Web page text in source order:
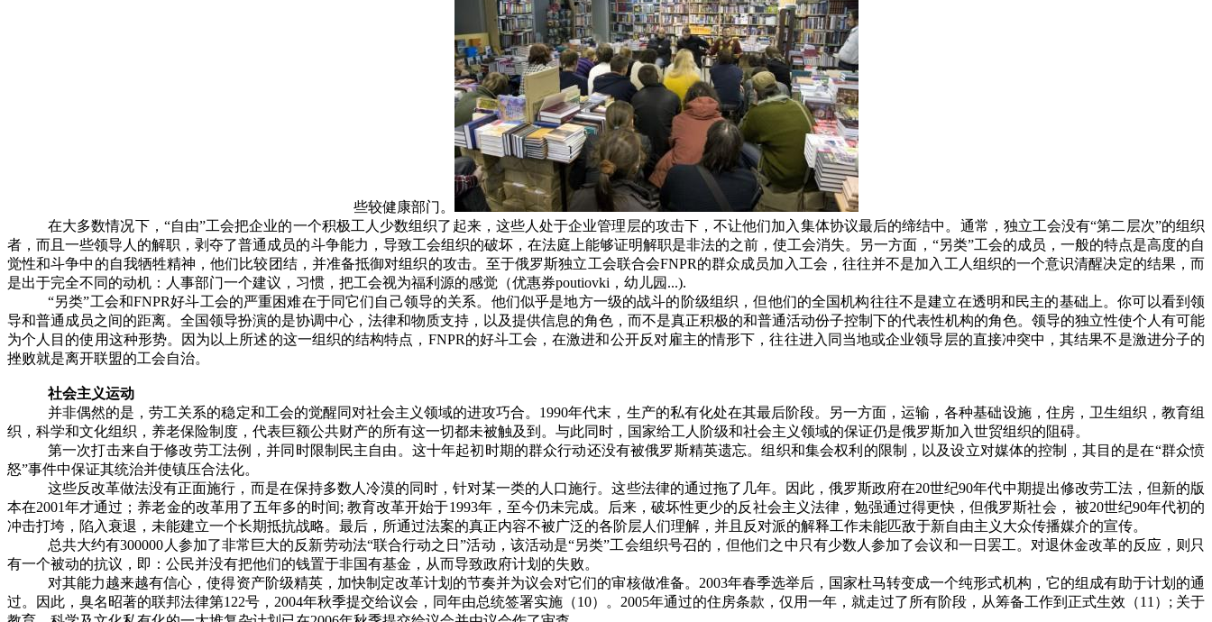
些较健康部门。
在大多数情况下，“自由”工会把企业的一个积极工人少数组织了起来，这些人处于企业管理层的攻击下，不让他们加入集体协议最后的缔结中。通常，独立工会没有“第二层次”的组织
者，而且一些领导人的解职，剥夺了普通成员的斗争能力，导致工会组织的破坏，在法庭上能够证明解职是非法的之前，使工会消失。另一方面，“另类”工会的成员，一般的特点是高度的自
觉性和斗争中的自我牺牲精神，他们比较团结，并准备抵御对组织的攻击。至于俄罗斯独立工会联合会FNPR的群众成员加入工会，往往并不是加入工人组织的一个意识清醒决定的结果，而
是出于完全不同的动机：人事部门一个建议，习惯，把工会视为福利源的感觉（优惠券poutiovki ，幼儿园 ...).
“另类”工会和FNPR好斗工会的严重困难在于同它们自己领导的关系。他们似乎是地方一级的战斗的阶级组织，但他们的全国机构往往不是建立在透明和民主的基础上。你可以看到领
导和普通成员之间的距离。全国领导扮演的是协调中心，法律和物质支持，以及提供信息的角色，而不是真正积极的和普通活动份子控制下的代表性机构的角色。领导的独立性使个人有可能
为个人目的使用这种形势。因为以上所述的这一组织的结构特点， FNPR的好斗工会，在激进和公开反对雇主的情形下，往往进入同当地或企业领导层的直接冲突中，其结果不是激进分子的
挫败就是离开联盟的工会自治。
社会主义运动
并非偶然的是，劳工关系的稳定和工会的觉醒同对社会主义领域的进攻巧合。 1990年代末，生产的私有化处在其最后阶段。另一方面，运输，各种基础设施，住房，卫生组织，教育组
织，科学和文化组织，养老保险制度，代表巨额公共财产的所有这一切都未被触及到。与此同时，国家给工人阶级和社会主义领域的保证仍是俄罗斯加入世贸组织的阻碍。
第一次打击来自于修改劳工法例，并同时限制民主自由。这十年起初时期的群众行动还没有被俄罗斯精英遗忘。组织和集会权利的限制，以及设立对媒体的控制，其目的是在“群众愤
怒”事件中保证其统治并使镇压合法化。
这些反改革做法没有正面施行，而是在保持多数人冷漠的同时，针对某一类的人口施行。这些法律的通过拖了几年。因此，俄罗斯政府在20世纪90年代中期提出修改劳工法，但新的版
本在2001年才通过；养老金的改革用了五年多的时间;教育改革开始于1993年，至今仍未完成。后来，破坏性更少的反社会主义法律，勉强通过得更快，但俄罗斯社会， 被20世纪90年代初的
冲击打垮，陷入衰退，未能建立一个长期抵抗战略。最后，所通过法案的真正内容不被广泛的各阶层人们理解，并且反对派的解释工作未能匹敌于新自由主义大众传播媒介的宣传。
总共大约有300000 人参加了非常巨大的反新劳动法“联合行动之日”活动，该活动是“另类”工会组织号召的，但他们之中只有少数人参加了会议和一日罢工。对退休金改革的反应，则只
有一个被动的抗议，即：公民并没有把他们的钱置于非国有基金，从而导致政府计划的失败。
对其能力越来越有信心，使得资产阶级精英，加快制定改革计划的节奏并为议会对它们的审核做准备。 2003年春季选举后，国家杜马转变成一个纯形式机构，它的组成有助于计划的通
过。因此，臭名昭著的联邦法律第122号， 2004年秋季提交给议会，同年由总统签署实施（10）。 2005年通过的住房条款，仅用一年，就走过了所有阶段，从筹备工作到正式生效（11 ） ; 关于